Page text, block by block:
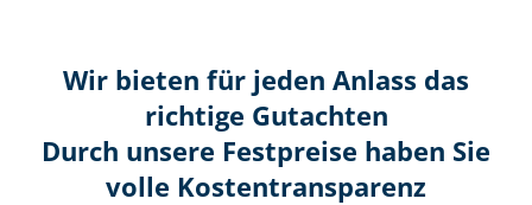
Wir bieten für jeden Anlass das
richtige Gutachten
Durch unsere Festpreise haben Sie
volle Kosten­transparenz